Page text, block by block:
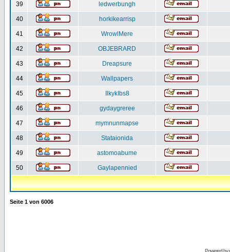
39 ledwerbungh
40 horkikearrisp
41 WrowlMere
42 OBJEBRARD
43 Dreapsure
44 Wallpapers
45 IlkykIbs8
46 gydaygreree
47 mymnunmapse
48 Stataionida
49 astomoabume
50 Gaylapennied
Seite 1 von 6006
Powered by